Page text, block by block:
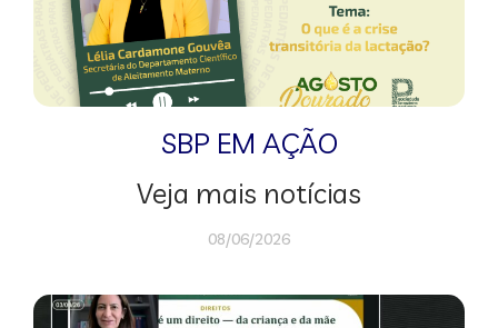
SBP EM AÇÃO
Veja mais notícias
08/06/2026